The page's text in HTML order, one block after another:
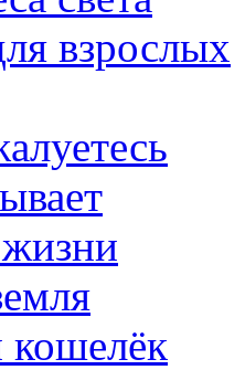
взрослых